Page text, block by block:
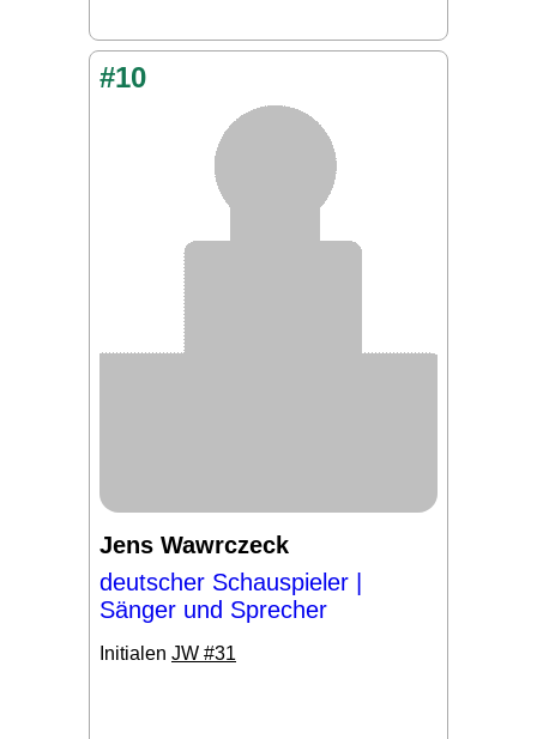
#10
Jens Wawrczeck
deutscher Schauspieler |
Sänger und Sprecher
Initialen JW #31